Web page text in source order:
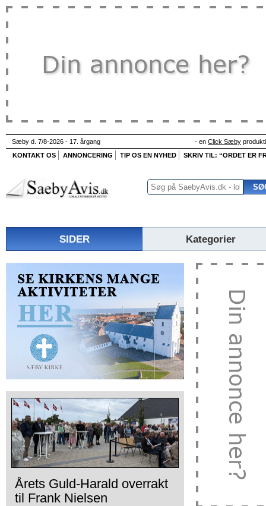
Sæby d. 7/8-2026 - 17. årgang - en Click Sæby
KONTAKT OS
ANNONCERING TIP OS EN NYHED SKRIV TIL: “ORDET ER
SIDER Kategorier
Årets Guld-Harald overrakt
til Frank Nielsen